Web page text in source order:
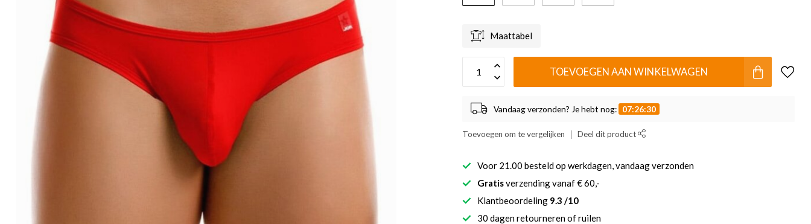
Maattabel
TOEVOEGEN AAN WINKELWAGEN
Vandaag verzonden? Je hebt nog: 07:26:29
Toevoegen om te vergelijken Deel dit product
Voor 21.00 besteld op werkdagen, vandaag verzonden
Gratisverzending vanaf € 60,-
Klantbeoordeling 9.3 /10
30 dagen retourneren of ruilen